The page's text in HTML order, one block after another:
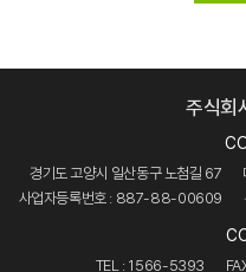
주식회
경기도 고양시 일산동구 노첨길 67
사업자등록번호 : 887-88-00609
TEL : 1566-5393